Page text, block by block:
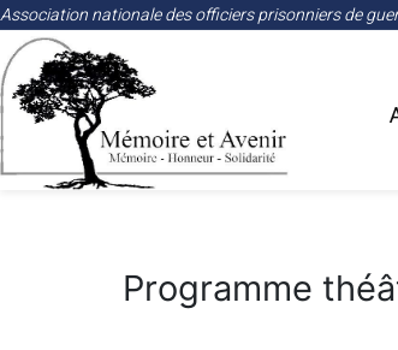
Association nationale des officiers prisonniers de
Programme